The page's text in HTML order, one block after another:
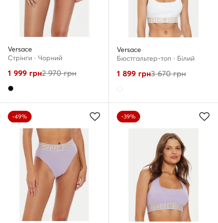
Versace
Стрінги · Чорний
1 999 грн2 970грн
Versace
Бюстгальтер-топ · Білий
1 899 грн3 670грн
-49% -39%